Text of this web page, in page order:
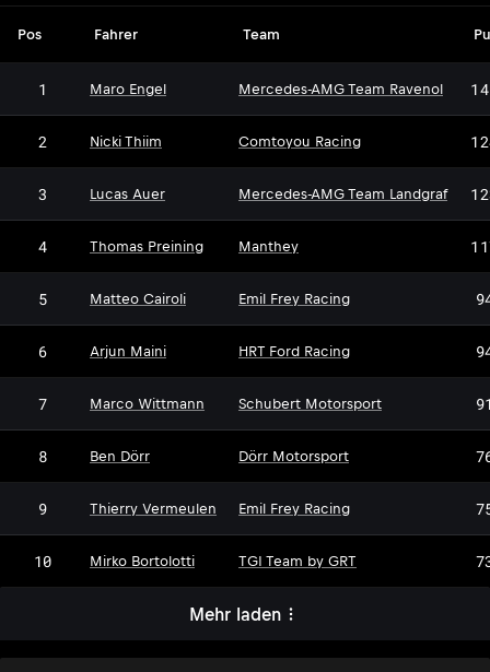
Pos Fahrer Team
1 Maro Engel Mercedes-AMG Team Ravenol
2 Nicki Thiim Comtoyou Racing
3 Lucas Auer Mercedes-AMG Team Landgraf
4 Thomas Preining Manthey
5 Matteo Cairoli Emil Frey Racing
6 Arjun Maini HRT Ford Racing
7 Marco Wittmann Schubert Motorsport
8 Ben Dörr DM
Dörr Motorsport
9 Thierry Vermeulen Emil Frey Racing
10 Mirko Bortolotti TGI Team by GRT
Mehr laden